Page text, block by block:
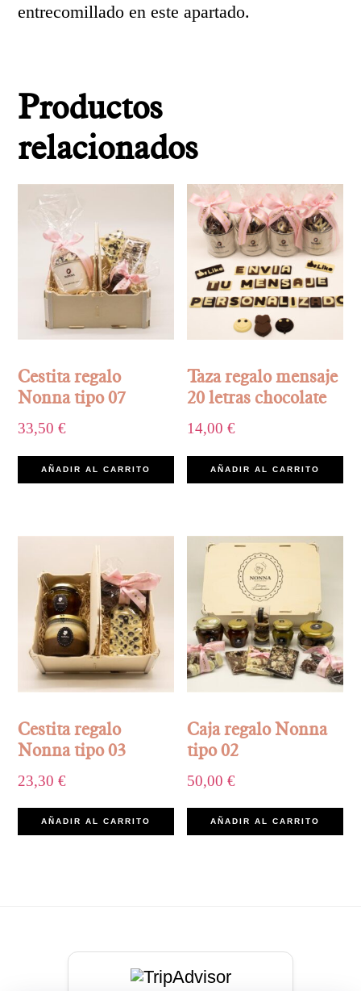
entrecomillado en este apartado.
Productos
relacionados
Cestita regalo
Nonna tipo 07
33,50€
AÑADIR AL CARRITO
Taza regalo mensaje
20 letras chocolate
14,00€
AÑADIR AL CARRITO
Cestita regalo
Nonna tipo 03
23,30€
AÑADIR AL CARRITO
Caja regalo Nonna
tipo 02
50,00€
AÑADIR AL CARRITO